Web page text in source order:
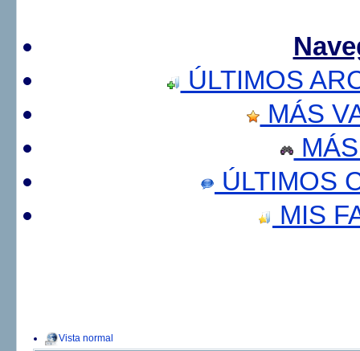
ÚLTIMOS
MÁS
ÚLTIMOS
MIS
Vista normal